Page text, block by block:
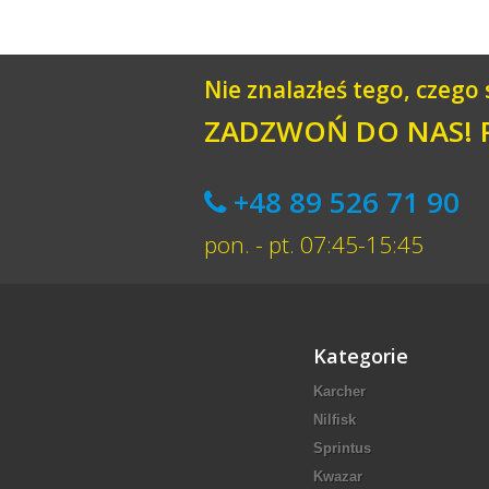
Nie znalazłeś tego, czego
ZADZWOŃ DO NAS!
+48 89 526 71 90
pon. - pt. 07:45-15:45
Kategorie
Karcher
Nilfisk
Sprintus
Kwazar